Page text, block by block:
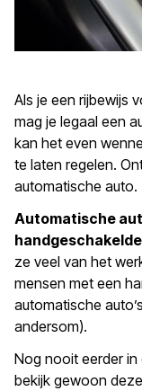
Als je een rijbewijs
mag je legaal een
kan het even
te laten regelen.
automatische auto.
Automatische
handgeschakelde
ze veel van het
mensen met een
automatische
andersom).
Nog nooit eerder
bekijk gewoon